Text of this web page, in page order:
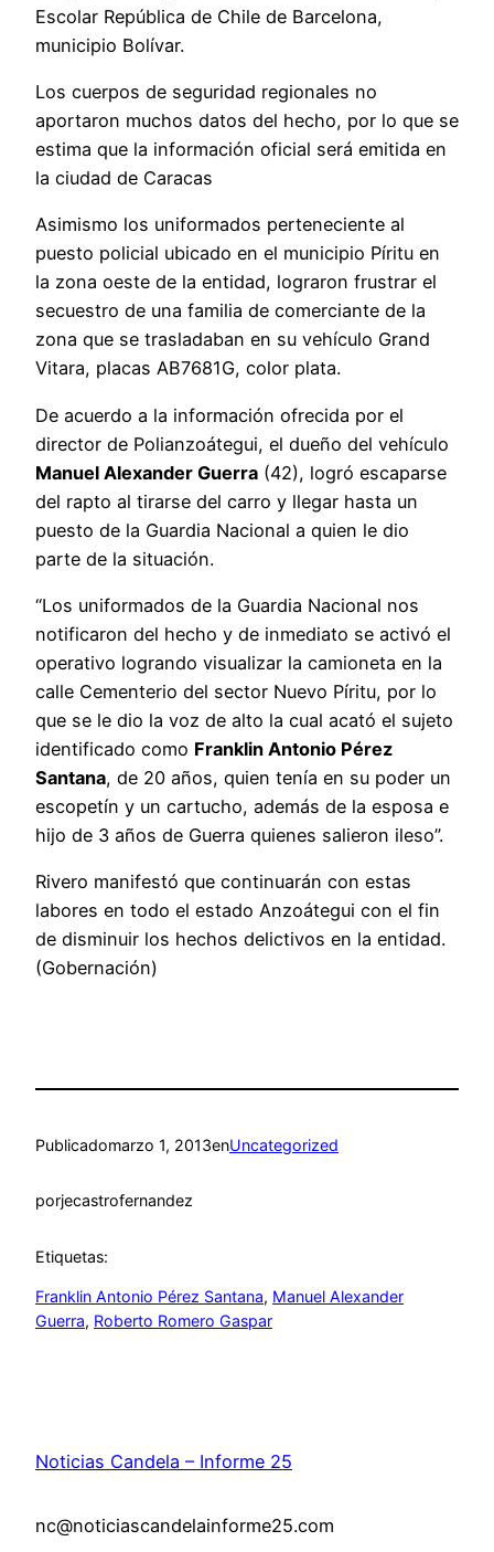
Escolar República de Chile de Barcelona,
municipio Bolívar.
Los cuerpos de seguridad regionales no
aportaron muchos datos del hecho, por lo que se
estima que la información oficial será emitida en
la ciudad de Caracas
Asimismo los uniformados perteneciente al
puesto policial ubicado en el municipio Píritu en
la zona oeste de la entidad, lograron frustrar el
secuestro de una familia de comerciante de la
zona que se trasladaban en su vehículo Grand
Vitara, placas AB7681G, color plata.
De acuerdo a la información ofrecida por el
director de Polianzoátegui, el dueño del vehículo
Manuel Alexander Guerra (42), logró escaparse
del rapto al tirarse del carro y llegar hasta un
puesto de la Guardia Nacional a quien le dio
parte de la situación.
“Los uniformados de la Guardia Nacional nos
notificaron del hecho y de inmediato se activó el
operativo logrando visualizar la camioneta en la
calle Cementerio del sector Nuevo Píritu, por lo
que se le dio la voz de alto la cual acató el sujeto
identificado como Franklin Antonio Pérez
Santana, de 20 años, quien tenía en su poder un
escopetín y un cartucho, además de la esposa e
hijo de 3 años de Guerra quienes salieron ileso”.
Rivero manifestó que continuarán con estas
labores en todo el estado Anzoátegui con el fin
de disminuir los hechos delictivos en la entidad.
(Gobernación)
Publicadomarzo 1, 2013enUncategorized
porjecastrofernandez
Etiquetas:
Franklin Antonio Pérez Santana, Manuel Alexander
Guerra, Roberto Romero Gaspar
Noticias Candela – Informe 25
nc@noticiascandelainforme25.com